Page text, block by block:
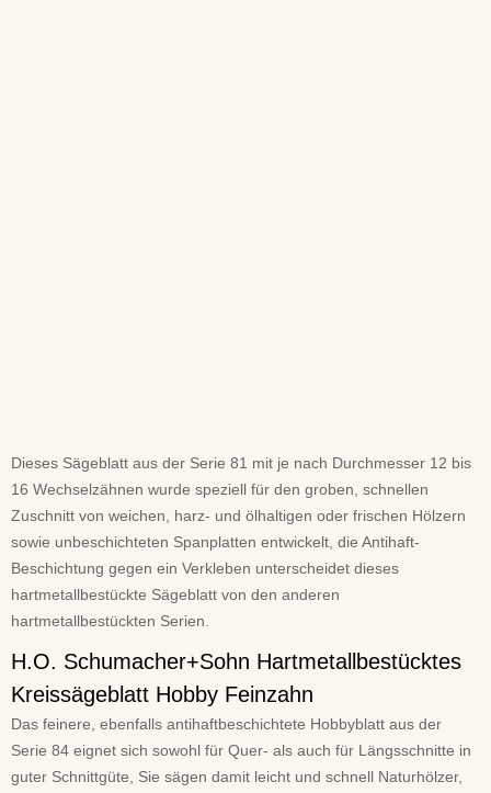
Dieses Sägeblatt aus der Serie 81 mit je nach Durchmesser 12 bis
16 Wechselzähnen wurde speziell für den groben, schnellen
Zuschnitt von weichen, harz- und ölhaltigen oder frischen Hölzern
sowie unbeschichteten Spanplatten entwickelt, die Antihaft-
Beschichtung gegen ein Verkleben unterscheidet dieses
hartmetallbestückte Sägeblatt von den anderen
hartmetallbestückten Serien.
H.O. Schumacher+Sohn Hartmetallbestücktes
Kreissägeblatt Hobby Feinzahn
Das feinere, ebenfalls antihaftbeschichtete Hobbyblatt aus der
Serie 84 eignet sich sowohl für Quer- als auch für Längsschnitte in
guter Schnittgüte, Sie sägen damit leicht und schnell Naturhölzer,